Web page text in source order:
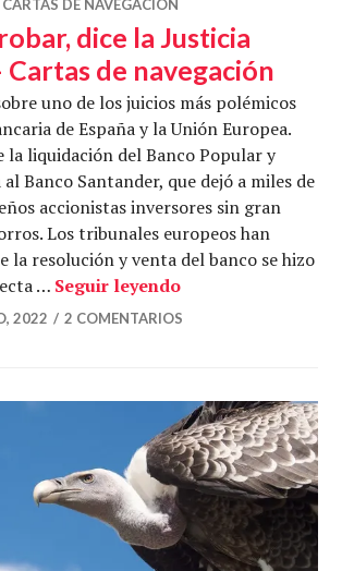
CARTAS DE NAVEGACIÓN
dice la Justicia
Cartas de navegación
uno de los juicios más polémicos
de España y la Unión Europea.
la liquidación del Banco Popular y
Banco Santander, que dejó a miles de
accionistas inversores sin gran
Los tribunales europeos han
la resolución y venta del banco se hizo
… Seguir leyendoSe puede robar,
2022 2 COMENTARIOS